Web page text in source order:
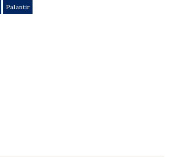
Palantir